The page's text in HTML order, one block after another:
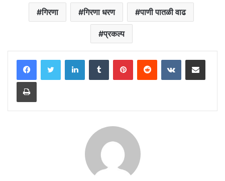
गिरणा गिरणा धरण पाणी पातळी वाढ
प्रकल्प
LinkedInTumblr PinterestReddit VKontakteShare via Email
Print